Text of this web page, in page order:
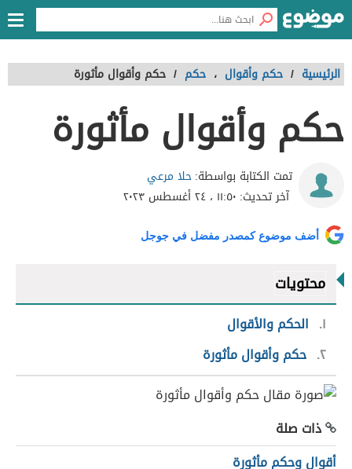
الرئيسية / حكم وأقوال ، حكم / حكم وأقوال مأثورة
حكم وأقوال مأثورة
تمت الكتابة بواسطة:حلا مرعي
آخر تحديث: ١١:٥٠ ، ٢٤ أغسطس ٢٠٢٣
أضف موضوع كمصدر مفضل في جوجل
محتويات
١
الحكم والأقوال
٢ حكم وأقوال مأثورة
ذات صلة
أقوال وحكم مأثورة